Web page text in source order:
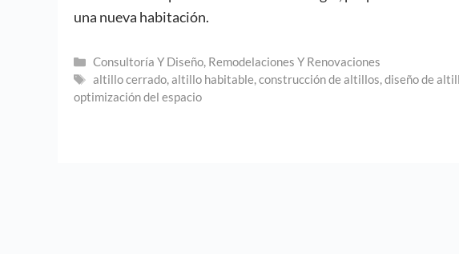
una nueva habitación.
Categorías
Consultoría Y Diseño, Remodelaciones Y Renovaciones
Etiquetas
altillo cerrado,altillo habitable,construcción de altillos,diseño de
optimización del espacio